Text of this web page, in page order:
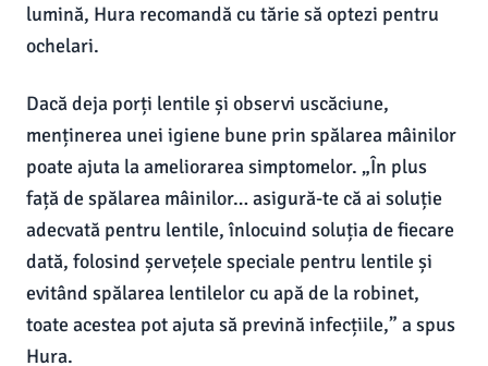
lumină, Hura recomandă cu tărie să optezi pentru
ochelari.
Dacă deja porți lentile și observi uscăciune,
menținerea unei igiene bune prin spălarea mâinilor
poate ajuta la ameliorarea simptomelor. „În plus
față de spălarea mâinilor… asigură-te că ai soluție
adecvată pentru lentile, înlocuind soluția de fiecare
dată, folosind șervețele speciale pentru lentile și
evitând spălarea lentilelor cu apă de la robinet,
toate acestea pot ajuta să prevină infecțiile,” a spus
Hura.